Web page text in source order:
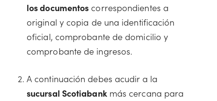
los documentos correspondientes a
original y copia de una identificación
oficial, comprobante de domicilio y
comprobante de ingresos.
A continuación debes acudir a la
sucursal Scotiabankmás cercana para